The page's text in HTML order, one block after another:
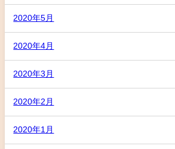
2020年5月
2020年4月
2020年3月
2020年2月
2020年1月